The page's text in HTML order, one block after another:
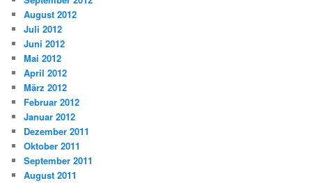
August 2012
Juli 2012
Juni 2012
Mai 2012
April 2012
März 2012
Februar 2012
Januar 2012
Dezember 2011
Oktober 2011
September 2011
August 2011